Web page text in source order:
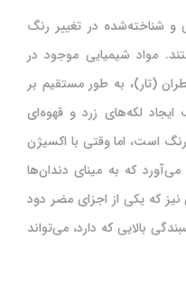
و شناخته‌شده در تغییر رنگ
مواد شیمیایی موجود در
(تار)، به طور مستقیم بر
لکه‌های زرد و قهوه‌ای
است، اما وقتی با اکسیژن
که به مینای دندان‌ها
که یکی از اجزای مضر دود
بالایی که دارد، می‌تواند